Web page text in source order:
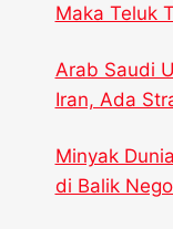
Maka Teluk
Arab Saudi
Iran, Ada
Minyak
di Balik